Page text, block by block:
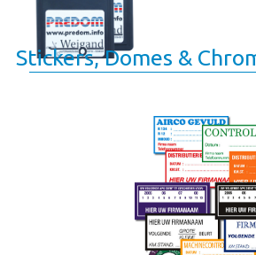
Stickers, Domes &